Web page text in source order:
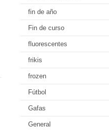
fin de año
Fin de curso
fluorescentes
frikis
frozen
Fútbol
Gafas
General